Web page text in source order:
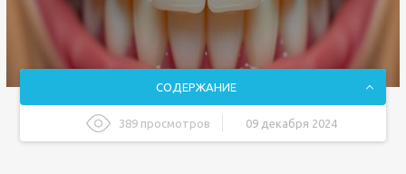
СОДЕРЖАНИЕ
389 просмотров 09 декабря 2024